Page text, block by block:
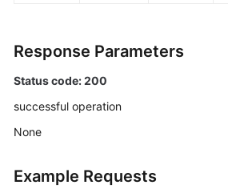
Response Parameters
Status code: 200
successful operation
None
Example Requests